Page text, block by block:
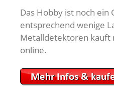
Das Hobby ist noch ein
entsprechend wenige
Metalldetektoren kauft
online.